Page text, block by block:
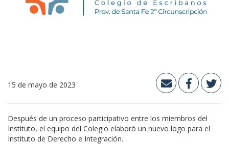
15 de mayo de 2023
Después de un proceso participativo entre los miembros del
Instituto, el equipo del Colegio elaboró un nuevo logo para el
Instituto de Derecho e Integración.